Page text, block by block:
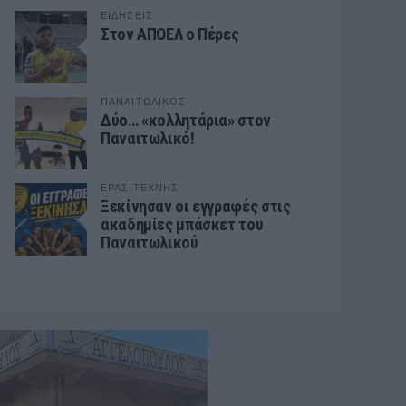
ΕΙΔΗΣΕΙΣ
Στον ΑΠΟΕΛ ο Πέρες
ΠΑΝΑΙΤΩΛΙΚΟΣ
Δύο… «κολλητάρια» στον
Παναιτωλικό!
ΕΡΑΣΙΤΕΧΝΗΣ
Ξεκίνησαν οι εγγραφές στις
ακαδημίες μπάσκετ του
Παναιτωλικού